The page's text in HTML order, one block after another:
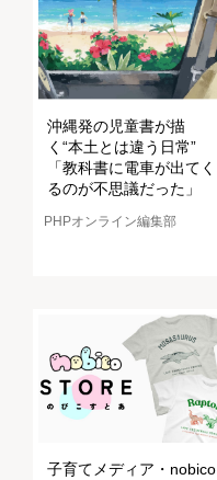
沖縄発の児童書が描
く“本土とは違う日常”
「教科書に電車が出てく
るのが不思議だった」
PHPオンライン編集部
子育てメディア・nobico